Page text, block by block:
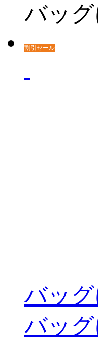
バッ
割引セール
バッ
バッ